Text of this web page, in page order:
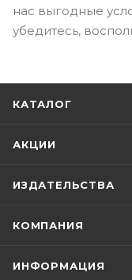
нас выгодные
убедитесь,
КАТАЛОГ
АКЦИИ
ИЗДАТЕЛЬСТВА
КОМПАНИЯ
ИНФОРМАЦИЯ